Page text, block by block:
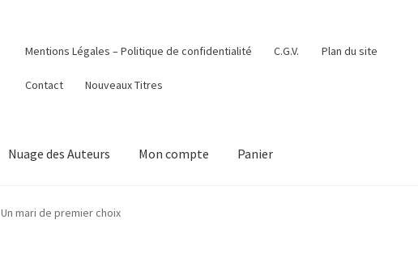
Mentions Légales – Politique de confidentialité C.G.V. Plan du site
Contact Nouveaux Titres
Nuage des Auteurs Mon compte Panier
Un mari de premier choix